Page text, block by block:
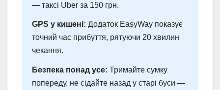
— таксі Uber за 150 грн.
GPS у кишені: Додаток EasyWay показує
точний час прибуття, рятуючи 20 хвилин
чекання.
Безпека понад усе: Тримайте сумку
попереду, не сідайте назад у старі буси —